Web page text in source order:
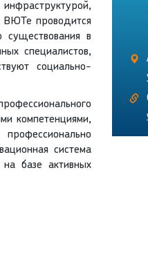
ВЮТе проводится
в
специалистов,
социально-
компетенциями,
система
на базе активных